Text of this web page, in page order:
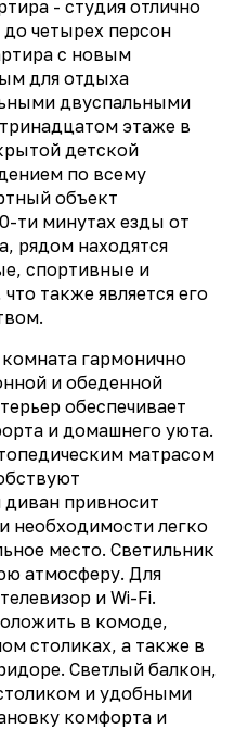
- студия отлично
четырех персон
с новым
для отдыха
двуспальными
этаже в
детской
по всему
объект
ти минутах езды от
рядом находятся
спортивные и
также является его
гармонично
и обеденной
обеспечивает
и домашнего уюта.
матрасом
диван привносит
необходимости легко
место. Светильник
атмосферу. Для
и Wi-Fi.
в комоде,
столиках, а также в
Светлый балкон,
и удобными
комфорта и